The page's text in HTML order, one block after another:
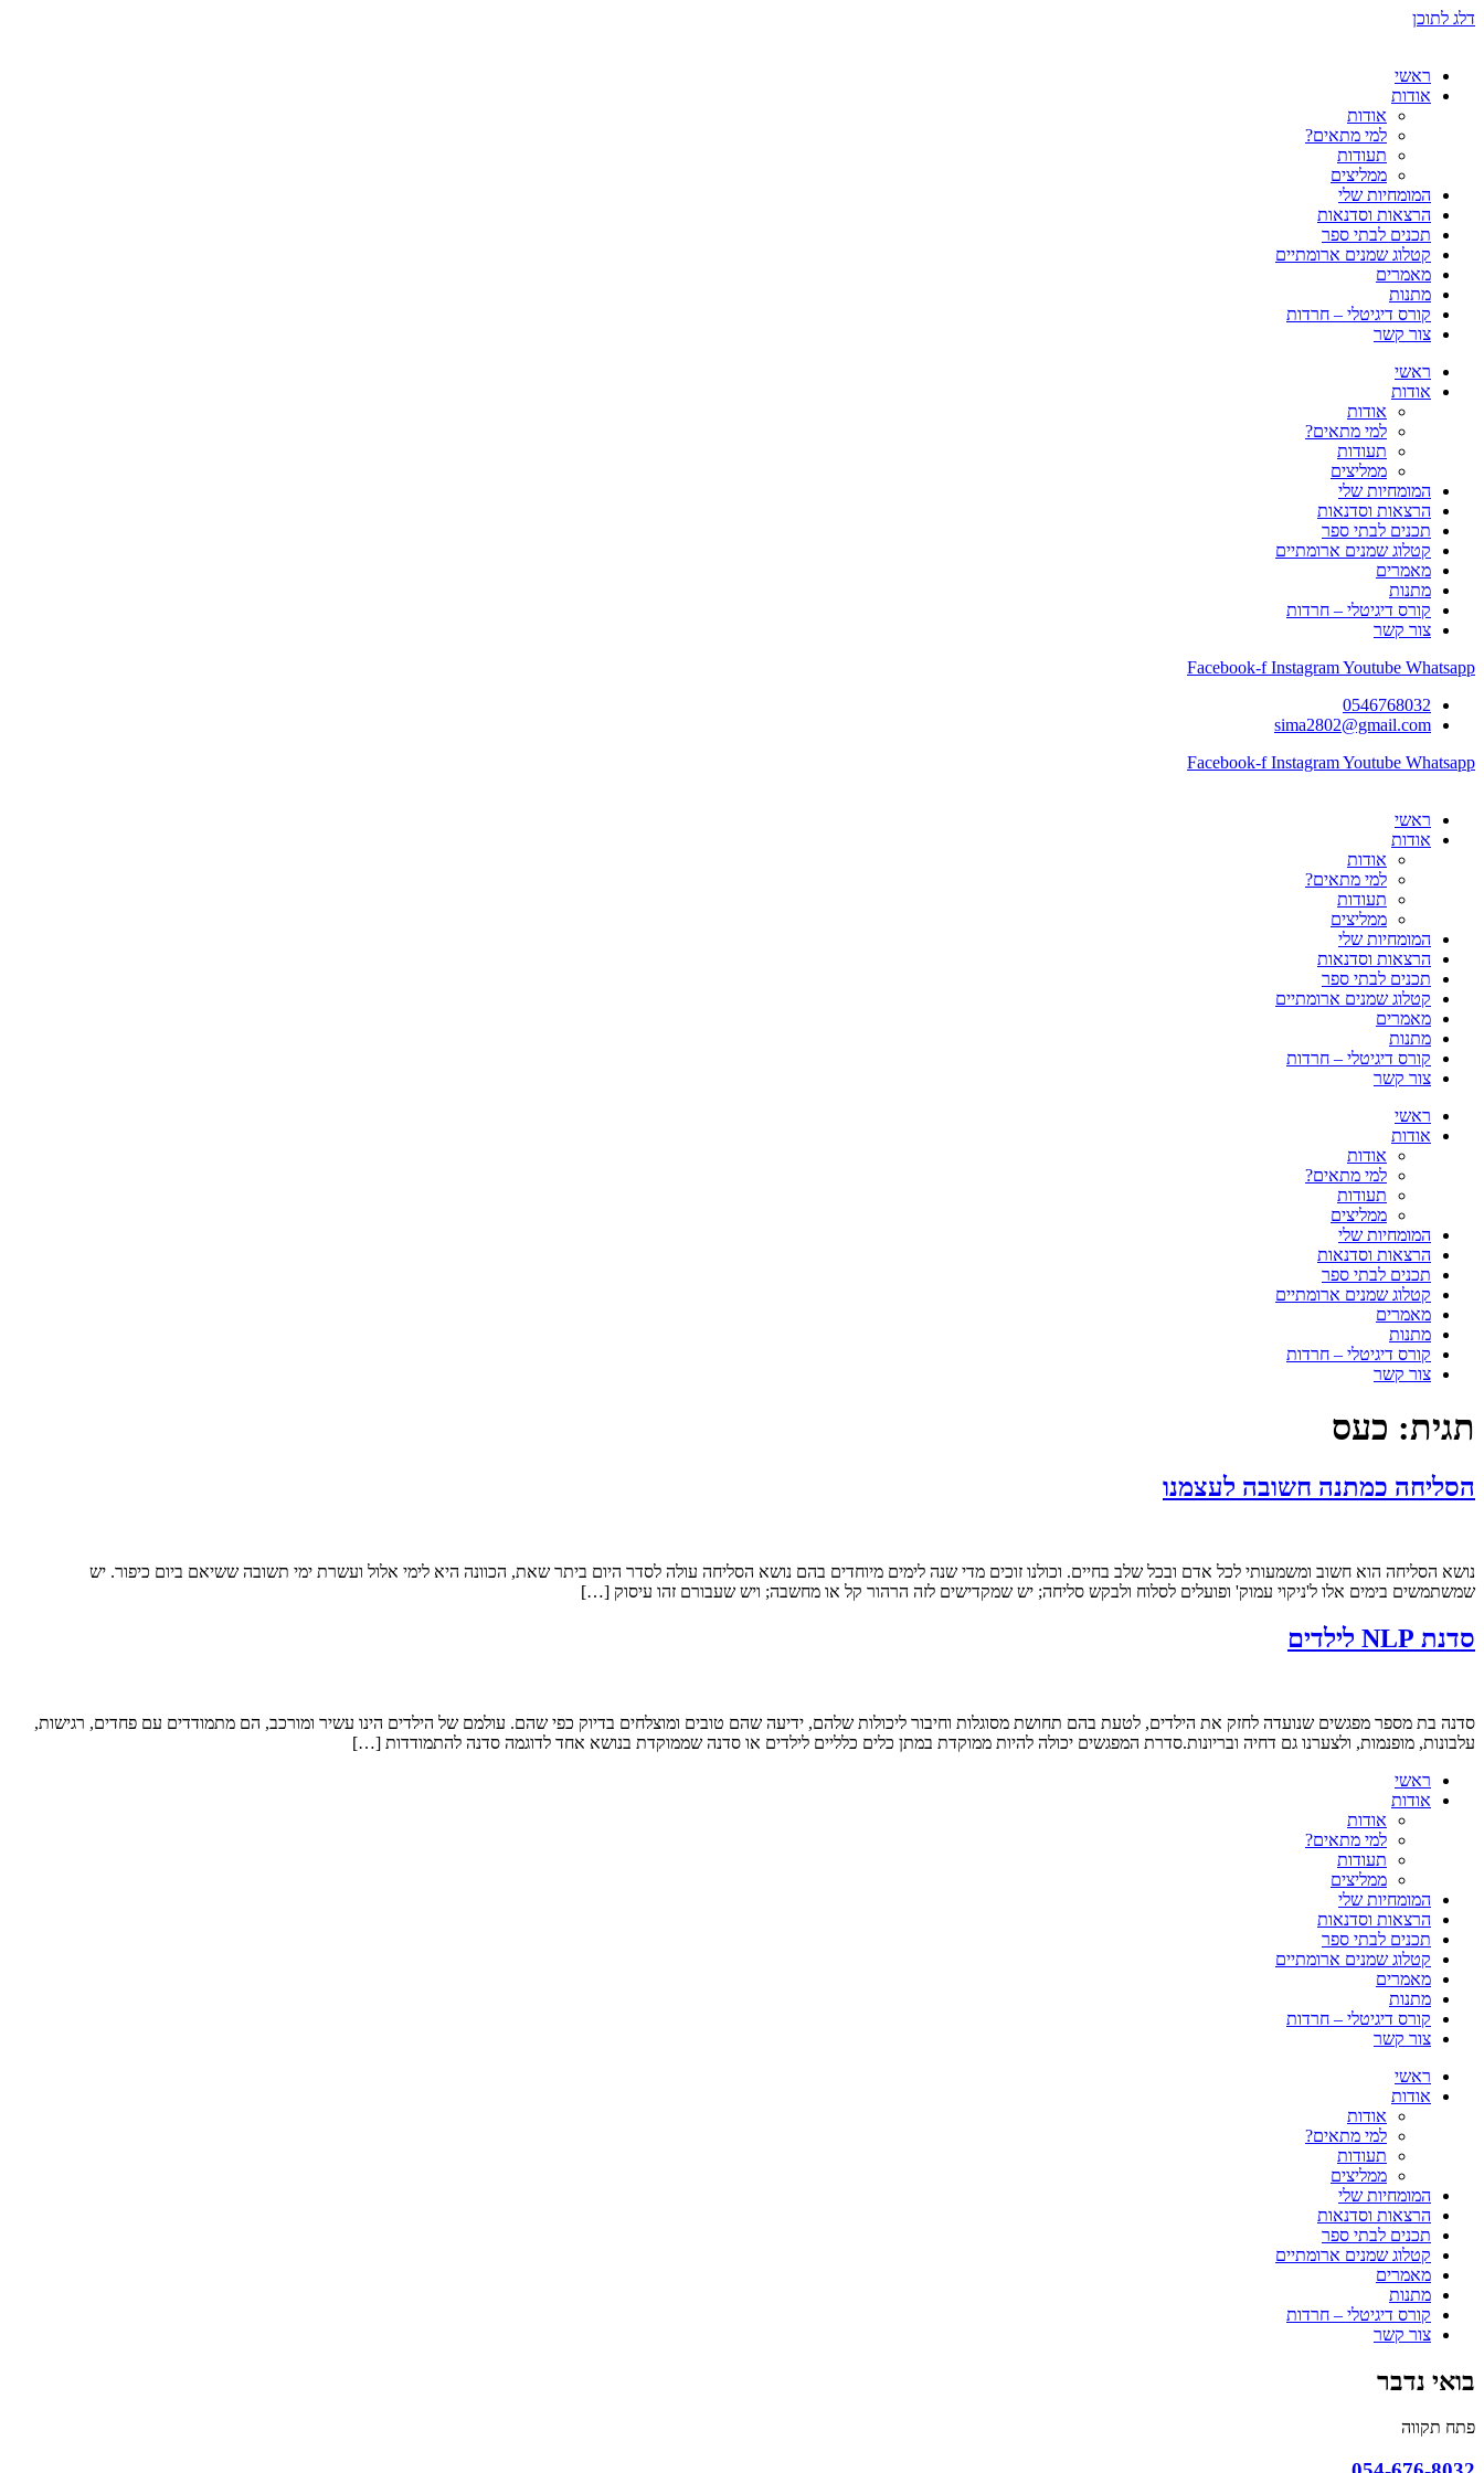
דלג לתוכן
ראשי
אודות
אודות
למי מתאים?
תעודות
ממליצים
המומחיות שלי
הרצאות וסדנאות
תכנים לבתי ספר
קטלוג שמנים ארומתיים
מאמרים
מתנות
קורס דיגיטלי – חרדות
צור קשר
ראשי
אודות
אודות
למי מתאים?
תעודות
ממליצים
המומחיות שלי
הרצאות וסדנאות
תכנים לבתי ספר
קטלוג שמנים ארומתיים
מאמרים
מתנות
קורס דיגיטלי – חרדות
צור קשר
Facebook-f InstagramYoutube Whatsapp
0546768032
sima2802@gmail.com
Facebook-f InstagramYoutube Whatsapp
ראשי
אודות
אודות
למי מתאים?
תעודות
ממליצים
המומחיות שלי
הרצאות וסדנאות
תכנים לבתי ספר
קטלוג שמנים ארומתיים
מאמרים
מתנות
קורס דיגיטלי – חרדות
צור קשר
ראשי
אודות
אודות
למי מתאים?
תעודות
ממליצים
המומחיות שלי
הרצאות וסדנאות
תכנים לבתי ספר
קטלוג שמנים ארומתיים
מאמרים
מתנות
קורס דיגיטלי – חרדות
צור קשר
תגית: כעס
הסליחה כמתנה חשובה לעצמנו
נושא הסליחה הוא חשוב ומשמעותי לכל אדם ובכל שלב בחיים. וכולנו זוכים מדי שנה לימים מיוחדים בהם נושא הסליחה עולה לסדר היום ביתר שאת, הכוונה היא לימי אלול ועשרת ימי תשובה ששיאם ביום כיפור. יש
שמשתמשים בימים אלו ל'ניקוי עמוק' ופועלים לסלוח ולבקש סליחה; יש שמקדישים לזה הרהור קל או מחשבה; ויש שעבורם זהו עיסוק […]
סדנת NLP לילדים
סדנה בת מספר מפגשים שנועדה לחזק את הילדים, לטעת בהם תחושת מסוגלות וחיבור ליכולות שלהם, ידיעה שהם טובים ומוצלחים בדיוק כפי שהם. עולמם של הילדים הינו עשיר ומורכב, הם מתמודדים עם פחדים, רגישות,
עלבונות, מופנמות, ולצערנו גם דחיה ובריונות.סדרת המפגשים יכולה להיות ממוקדת במתן כלים כלליים לילדים או סדנה שממוקדת בנושא אחד לדוגמה סדנה להתמודדות […]
ראשי
אודות
אודות
למי מתאים?
תעודות
ממליצים
המומחיות שלי
הרצאות וסדנאות
תכנים לבתי ספר
קטלוג שמנים ארומתיים
מאמרים
מתנות
קורס דיגיטלי – חרדות
צור קשר
ראשי
אודות
אודות
למי מתאים?
תעודות
ממליצים
המומחיות שלי
הרצאות וסדנאות
תכנים לבתי ספר
קטלוג שמנים ארומתיים
מאמרים
מתנות
קורס דיגיטלי – חרדות
צור קשר
בואי נדבר
פתח תקווה